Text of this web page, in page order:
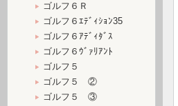
ゴルフ６Ｒ
ゴルフ６ｴﾃﾞｨｼｮﾝ35
ゴルフ６ｱﾃﾞｨﾀﾞｽ
ゴルフ６ｳﾞｧﾘｱﾝﾄ
ゴルフ５
ゴルフ５ ②
ゴルフ５ ③